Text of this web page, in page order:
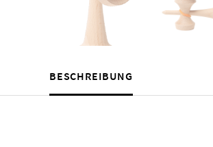
BESCHREIBUNG